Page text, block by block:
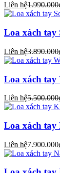
Liên hệ
Loa xách tay
Liên hệ
Loa xách tay
Liên hệ
Loa xách
Liên hệ